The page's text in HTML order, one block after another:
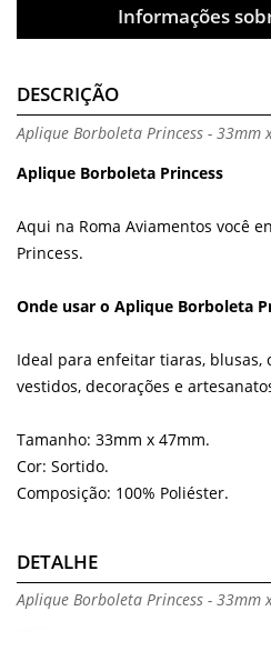
Informações
DESCRIÇÃO
Aplique Borboleta Princess - 33mm
Aplique Borboleta Princess
Aqui na Roma Aviamentos você
Princess.
Onde usar o Aplique Borboleta
Ideal para enfeitar tiaras, blusas,
vestidos, decorações e
Tamanho: 33mm x 47mm.
Cor: Sortido.
Composição: 100% Poliéster.
DETALHE
Aplique Borboleta Princess - 33mm